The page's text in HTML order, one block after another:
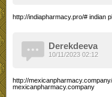
http://indiapharmacy.pro/# indian
Derekdeeva
http://
mexicanpharmacy.company
10/11/2023 02:12